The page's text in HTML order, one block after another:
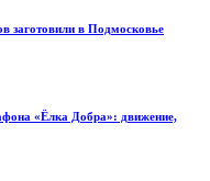
заготовили в Подмосковье
«Ёлка Добра»: движение,